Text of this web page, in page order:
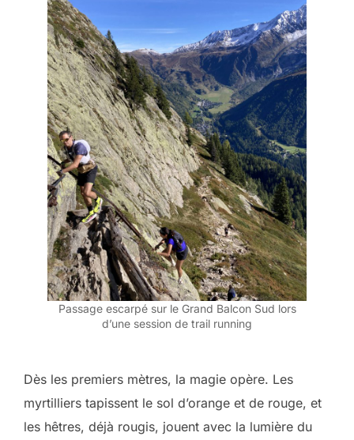
Passage escarpé sur le Grand Balcon Sud lors
d’une session de trail running
Dès les premiers mètres, la magie opère. Les
myrtilliers tapissent le sol d’orange et de rouge, et
les hêtres, déjà rougis, jouent avec la lumière du